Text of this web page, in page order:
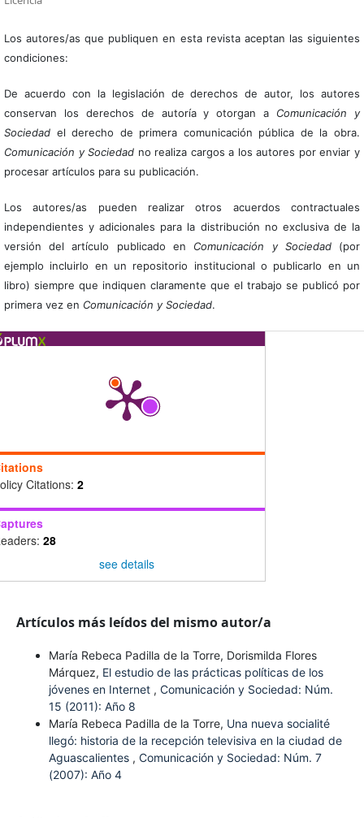
Los autores/as que publiquen en esta revista aceptan las siguientes
condiciones:
De acuerdo con la legislación de derechos de autor, los autores
conservan los derechos de autoría y otorgan a Comunicación y
Sociedadel derecho de primera comunicación pública de la obra.
Comunicación y Sociedad no realiza cargos a los autores por enviar y
procesar artículos para su publicación.
Los autores/as pueden realizar otros acuerdos contractuales
independientes y adicionales para la distribución no exclusiva de la
versión del artículo publicado en Comunicación y Sociedad(por
ejemplo incluirlo en un repositorio institucional o publicarlo en un
libro) siempre que indiquen claramente que el trabajo se publicó por
primera vez en Comunicación y Sociedad.
Citations: 2
28
see details
Artículos más leídos del mismo autor/a
María Rebeca Padilla de la Torre, Dorismilda Flores
Márquez, El estudio de las prácticas políticas de los
jóvenes en Internet , Comunicación y Sociedad: Núm.
15 (2011): Año 8
María Rebeca Padilla de la Torre, Una nueva socialité
llegó: historia de la recepción televisiva en la ciudad de
Aguascalientes , Comunicación y Sociedad: Núm. 7
(2007): Año 4